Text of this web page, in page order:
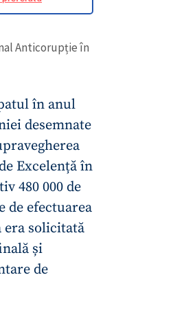
Anticorupție în
în anul
desemnate
Excelență în
480 000 de
de efectuarea
solicitată
și
de